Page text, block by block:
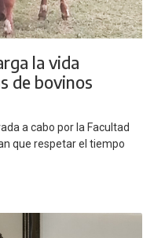
la vida
de bovinos
a cabo por la Facultad
que respetar el tiempo